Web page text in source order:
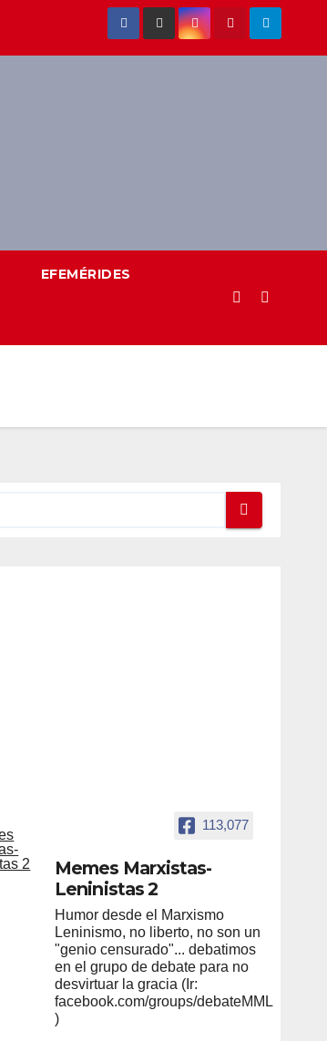
EFEMÉRIDES
113,077
Memes Marxistas-
Leninistas 2
Humor desde el Marxismo
Leninismo, no liberto, no son un
"genio censurado"... debatimos
en el grupo de debate para no
desvirtuar la gracia (Ir:
facebook.com/groups/debateMML
)